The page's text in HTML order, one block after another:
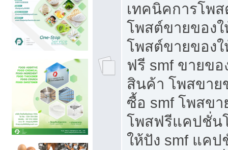
เทคนิคการโพ
โพสต์ขายของ
โพสต์ขายของ
ฟรี smf ขายข
สินค้า โพสขาย
ซื้อ smf โพสข
โพสฟรีแคปชั่น
ให้ปัง smf แค